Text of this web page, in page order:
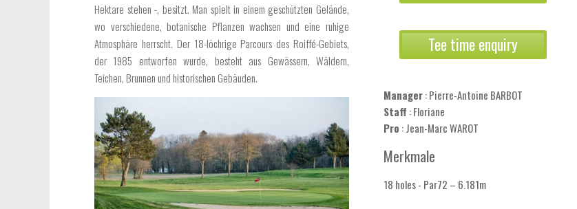
Hektare stehen -, besitzt. Man spielt in einem geschützten Gelände,
wo verschiedene, botanische Pflanzen wachsen und eine ruhige
Atmosphäre herrscht. Der 18-löchrige Parcours des Roiffé-Gebiets,
der 1985 entworfen wurde, besteht aus Gewässern, Wäldern,
Teichen, Brunnen und historischen Gebäuden.
Tee time enquiry
Manager: Pierre-Antoine BARBOT
Staff : Floriane
Pro : Jean-Marc WAROT
Merkmale
18 holes - Par72 – 6.181m